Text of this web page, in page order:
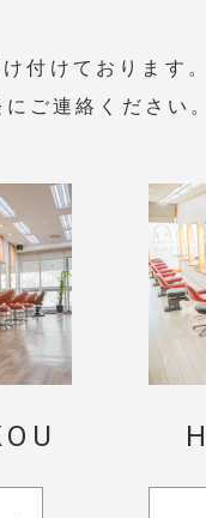
付けております
ご連絡ください